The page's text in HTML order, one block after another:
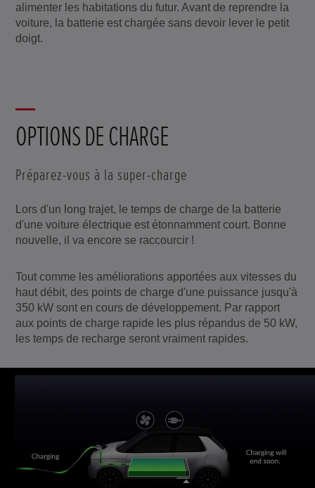
alimenter les habitations du futur. Avant de reprendre la
voiture, la batterie est chargée sans devoir lever le petit
doigt.
OPTIONS DE CHARGE
Préparez-vous à la super-charge
Lors d'un long trajet, le temps de charge de la batterie
d'une voiture électrique est étonnamment court. Bonne
nouvelle, il va encore se raccourcir !
Tout comme les améliorations apportées aux vitesses du
haut débit, des points de charge d'une puissance jusqu'à
350 kW sont en cours de développement. Par rapport
aux points de charge rapide les plus répandus de 50 kW,
les temps de recharge seront vraiment rapides.